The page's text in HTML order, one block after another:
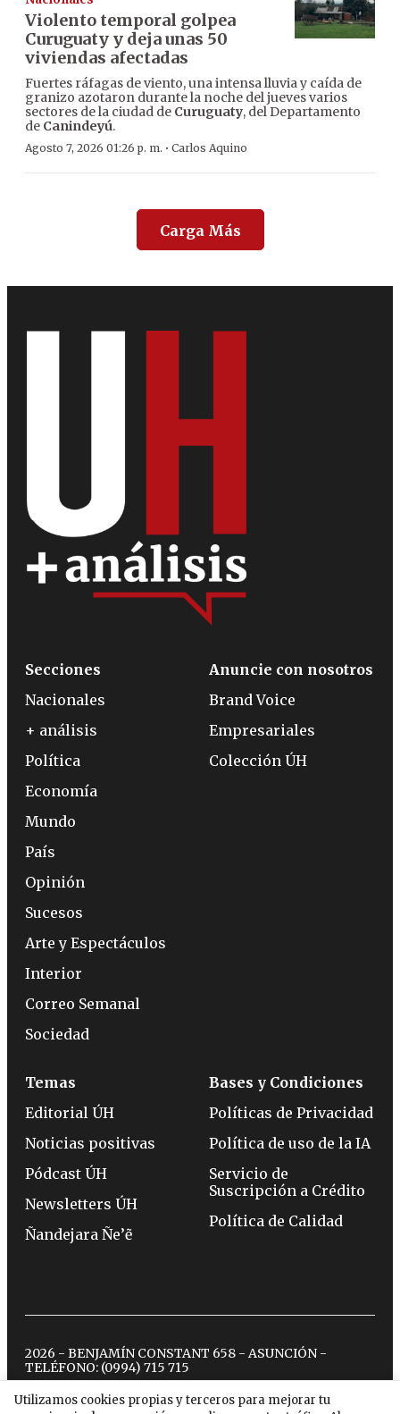
Violento temporal golpea
Curuguaty y deja unas 50
viviendas afectadas
Fuertes ráfagas de viento, una intensa lluvia y caída de
granizo azotaron durante la noche del jueves varios
sectores de la ciudad de Curuguaty, del Departamento
de Canindeyú.
Agosto 7, 2026 01:26 p. m. · Carlos Aquino
Carga Más
Utilizamos cookies propias y terceros para mejorar tu
Secciones
Nacionales
+ análisis
Política
Economía
Mundo
País
Opinión
Sucesos
Arte y Espectáculos
Interior
Correo Semanal
Sociedad
Anuncie con nosotros
Brand Voice
Empresariales
Colección ÚH
Temas
Editorial ÚH
Noticias positivas
Pódcast ÚH
Newsletters ÚH
Ñandejara Ñe’ẽ
Bases y Condiciones
Políticas de Privacidad
Política de uso de la IA
Servicio de
Suscripción a Crédito
Política de Calidad
2026 - BENJAMÍN CONSTANT 658 - ASUNCIÓN -
TELÉFONO: (0994) 715 715